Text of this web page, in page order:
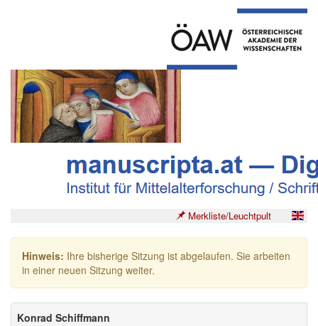
Merkliste/Leuchtpult
Hinweis: Ihre bisherige Sitzung ist abgelaufen. Sie arbeiten
in einer neuen Sitzung weiter.
Konrad Schiffmann